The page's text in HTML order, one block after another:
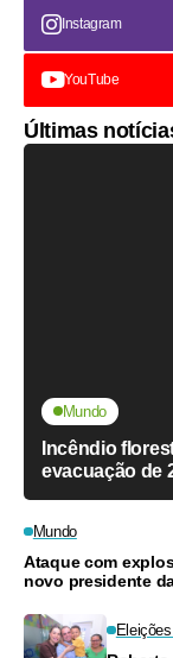
Instagram
YouTube
Últimas
Mundo
Incêndio
evacuação de
Mundo
Ataque com
novo presidente